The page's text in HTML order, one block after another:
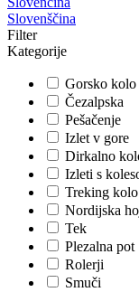
Slovenščina
Filter
Kategorije
Gorsko kolo
Čezalpska
Pešačenje
Izlet v gore
Dirkalno
Izleti s
Treking kolo
Nordijska
Tek
Plezalna pot
Rolerji
Smuči